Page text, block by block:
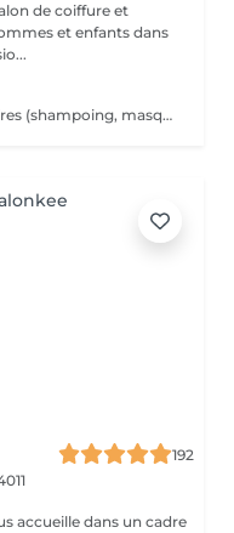
de coiffure et
et enfants dans
Des soins ou produits complémentaires (shampoing, masques, hydratations profondes, fixateurs, etc.) peuvent être suggérés lors de votre venue, selon l'état de vos cheveux et vos objectifs beauté. Ces compléments ne figurent pas dans la réservation en ligne. Ces options peuvent entraîner un coût supplémentaire, toujours communiqué clairement avant toute application.
192
accueille dans un cadre